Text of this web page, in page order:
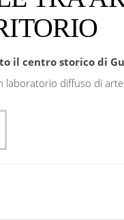
il centro storico di
laboratorio diffuso di